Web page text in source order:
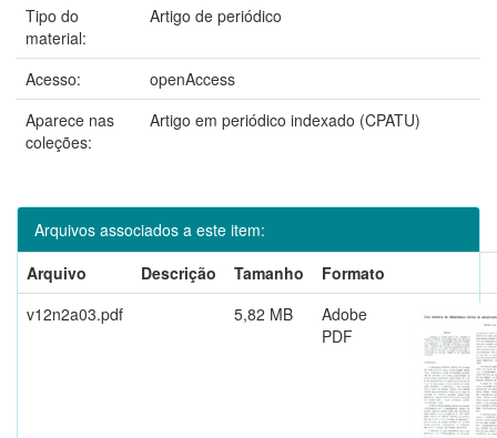
Tipo do
material:
Artigo de periódico
Acesso:
openAccess
Aparece nas
coleções:
Artigo em periódico indexado (CPATU)
Arquivos associados a este item:
Arquivo
Descrição Tamanho
Formato
v12n2a03.pdf
5,82 MB
Adobe
PDF